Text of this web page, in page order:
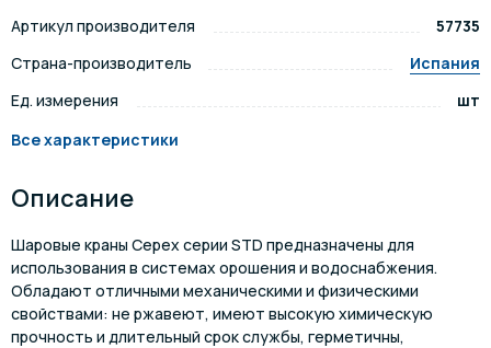
Артикул производителя
57735
Страна-производитель
Испания
Ед. измерения
шт
Все характеристики
Описание
Шаровые краны Cepex серии STD предназначены для
использования в системах орошения и водоснабжения.
Обладают отличными механическими и физическими
свойствами: не ржавеют, имеют высокую химическую
прочность и длительный срок службы, герметичны,